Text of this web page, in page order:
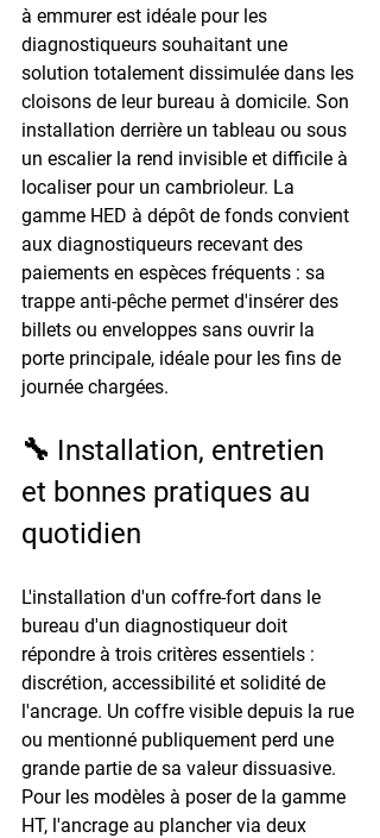
à emmurer est idéale pour les
diagnostiqueurs souhaitant une
solution totalement dissimulée dans les
cloisons de leur bureau à domicile. Son
installation derrière un tableau ou sous
un escalier la rend invisible et difficile à
localiser pour un cambrioleur. La
gamme HED à dépôt de fonds convient
aux diagnostiqueurs recevant des
paiements en espèces fréquents : sa
trappe anti-pêche permet d'insérer des
billets ou enveloppes sans ouvrir la
porte principale, idéale pour les fins de
journée chargées.
🔧 Installation, entretien
et bonnes pratiques au
quotidien
L'installation d'un coffre-fort dans le
bureau d'un diagnostiqueur doit
répondre à trois critères essentiels :
discrétion, accessibilité et solidité de
l'ancrage. Un coffre visible depuis la rue
ou mentionné publiquement perd une
grande partie de sa valeur dissuasive.
Pour les modèles à poser de la gamme
HT, l'ancrage au plancher via deux